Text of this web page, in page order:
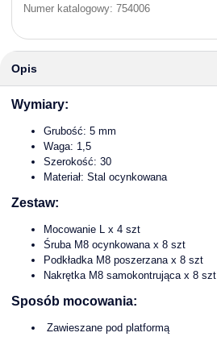
Numer katalogowy: 754006
Opis
Wymiary:
Grubość: 5 mm
Waga: 1,5
Szerokość: 30
Materiał: Stal ocynkowana
Zestaw:
Mocowanie L x 4 szt
Śruba M8 ocynkowana x 8 szt
Podkładka M8 poszerzana x 8 szt
Nakrętka M8 samokontrująca x 8 szt
Sposób mocowania:
Zawieszane pod platformą